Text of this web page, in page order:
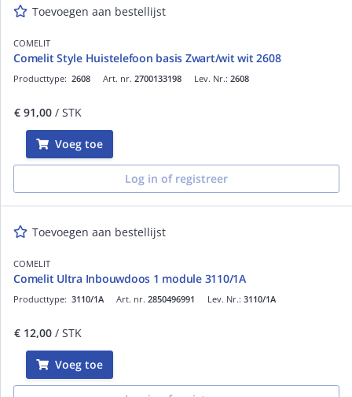
Toevoegen aan bestellijst
COMELIT
Comelit Style Huistelefoon basis Zwart/wit wit 2608
Art. nr. 2700133198
Producttype: 2608 Lev. Nr.: 2608
€ 91,00 / STK
Voeg toe
Log in of registreer
Toevoegen aan bestellijst
COMELIT
Comelit Ultra Inbouwdoos 1 module 3110/1A
Art. nr. 2850496991
Producttype: 3110/1A Lev. Nr.: 3110/1A
€ 12,00 / STK
Voeg toe